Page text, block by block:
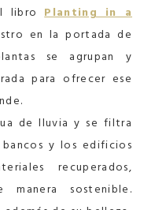
libroPlanting in a
en la portada de
se agrupan y
para ofrecer ese
de lluvia y se filtra
y los edificios
recuperados,
sostenible.